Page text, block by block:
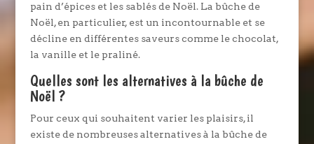
pain d’épices et les sablés de Noël. La bûche de
Noël, en particulier, est un incontournable et se
décline en différentes saveurs comme le chocolat,
la vanille et le praliné.
Quelles sont les alternatives à la bûche de
Noël ?
Pour ceux qui souhaitent varier les plaisirs, il
existe de nombreuses alternatives à la bûche de